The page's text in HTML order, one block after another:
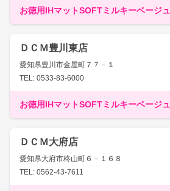
お徳用IHマットSOFTミルキーベージュ
ＤＣＭ豊川東店
愛知県豊川市金屋町７７－１
TEL: 0533-83-6000
お徳用IHマットSOFTミルキーベージュ
ＤＣＭ大府店
愛知県大府市柊山町６－１６８
TEL: 0562-43-7611